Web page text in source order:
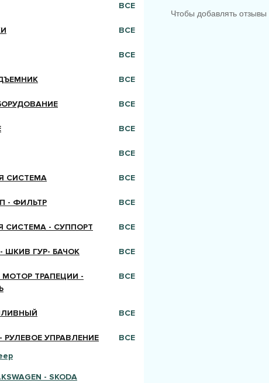
ВСЕ
ВСЕ
ВСЕ
ВСЕ
ВСЕ
ВСЕ
ВСЕ
ВСЕ
СИСТЕМА
ВСЕ
- ФИЛЬТР
ВСЕ
СИСТЕМА - СУППОРТ
ВСЕ
ШКИВ ГУР- БАЧОК
ВСЕ
МОТОР ТРАПЕЦИИ -
ВСЕ
ВСЕ
РУЛЕВОЕ УПРАВЛЕНИЕ
- SKODA
Чтобы добавлять отзывы